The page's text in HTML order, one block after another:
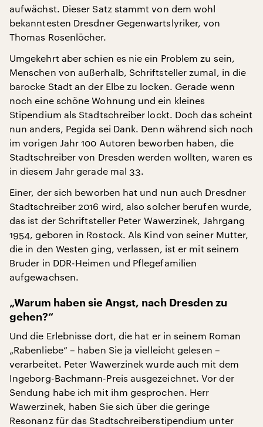
aufwächst. Dieser Satz stammt von dem wohl
bekanntesten Dresdner Gegenwartslyriker, von
Thomas Rosenlöcher.
Umgekehrt aber schien es nie ein Problem zu sein,
Menschen von außerhalb, Schriftsteller zumal, in die
barocke Stadt an der Elbe zu locken. Gerade wenn
noch eine schöne Wohnung und ein kleines
Stipendium als Stadtschreiber lockt. Doch das scheint
nun anders, Pegida sei Dank. Denn während sich noch
im vorigen Jahr 100 Autoren beworben haben, die
Stadtschreiber von Dresden werden wollten, waren es
in diesem Jahr gerade mal 33.
Einer, der sich beworben hat und nun auch Dresdner
Stadtschreiber 2016 wird, also solcher berufen wurde,
das ist der Schriftsteller Peter Wawerzinek, Jahrgang
1954, geboren in Rostock. Als Kind von seiner Mutter,
die in den Westen ging, verlassen, ist er mit seinem
Bruder in DDR-Heimen und Pflegefamilien
aufgewachsen.
„Warum haben sie Angst, nach Dresden zu
gehen?“
Und die Erlebnisse dort, die hat er in seinem Roman
„Rabenliebe“ – haben Sie ja vielleicht gelesen –
verarbeitet. Peter Wawerzinek wurde auch mit dem
Ingeborg-Bachmann-Preis ausgezeichnet. Vor der
Sendung habe ich mit ihm gesprochen. Herr
Wawerzinek, haben Sie sich über die geringe
Resonanz für das Stadtschreiberstipendium unter